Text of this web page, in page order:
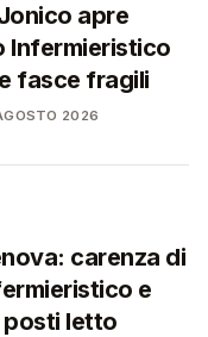
apre
Infermieristico
fasce fragili
2026
carenza di
e
posti letto